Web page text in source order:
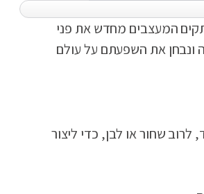
2024 מביאה איתה מגוון טרנדים מרתקים המעצבים מחדש את פני
ונבחן את השפעתם על עולם
שחור או לבן, כדי ליצור